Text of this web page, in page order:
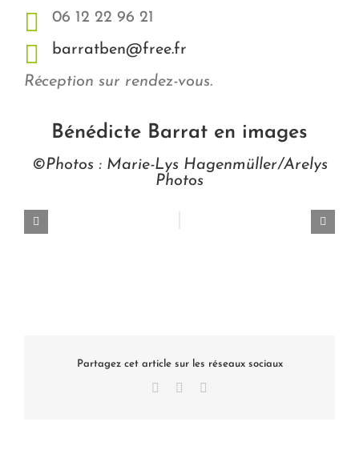
06 12 22 96 21
barratben@free.fr
Réception sur rendez-vous.
Bénédicte Barrat en images
©Photos : Marie-Lys Hagenmüller/Arelys
Photos
Partagez cet article sur les réseaux sociaux
Facebook